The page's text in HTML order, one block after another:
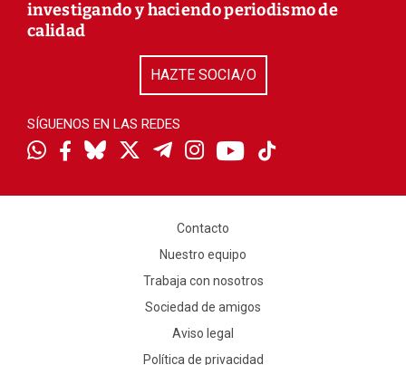
investigando y haciendo periodismo de
calidad
HAZTE SOCIA/O
SÍGUENOS EN LAS REDES
Contacto
Nuestro equipo
Trabaja con nosotros
Sociedad de amigos
Aviso legal
Política de privacidad